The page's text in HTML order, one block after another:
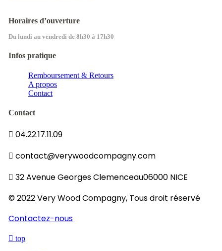
Horaires d’ouverture
Du lundi au vendredi de 8h30 à 17h30
Infos pratique
Remboursement & Retours
A propos
Contact
Contact
04.22.17.11.09
contact@verywoodcompagny.com
32 Avenue Georges Clemenceau06000 NICE
© 2022 Very Wood Compagny, Tous droit réservé
Contactez-nous
top